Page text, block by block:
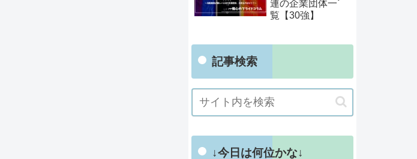
連の企業団体一
覧【30強】
記事検索
↓今日は何位かな↓